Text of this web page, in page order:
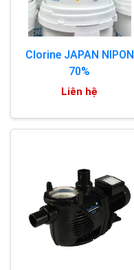
Clorine JAPAN NIPON
70%
Liên hệ